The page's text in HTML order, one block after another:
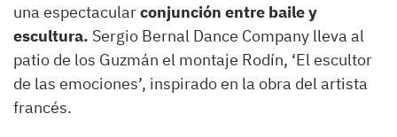
una espectacularconjunción entre baile y
escultura. Sergio Bernal Dance Company lleva al
patio de los Guzmán el montaje Rodín, ‘El escultor
de las emociones’, inspirado en la obra del artista
francés.